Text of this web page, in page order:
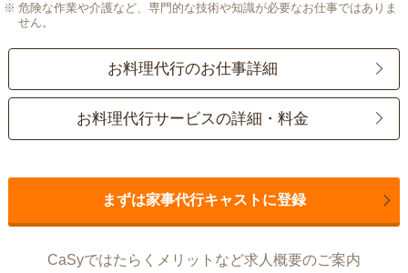
危険な作業や介護など、専門的な技術や知識が必要なお仕事ではありま
せん。
お料理代行のお仕事詳細
お料理代行サービスの詳細・料金
まずは家事代行キャストに登録
CaSyではたらくメリットなど求人概要のご案内